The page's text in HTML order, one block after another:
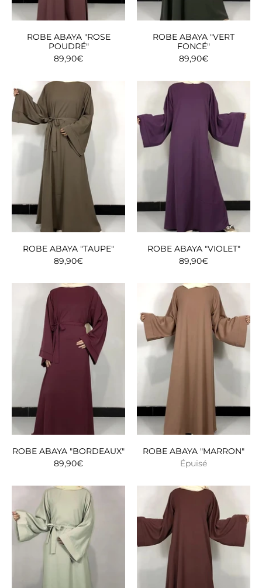
ROBE ABAYA "ROSE
POUDRÉ"
89,90€
ROBE ABAYA "VERT
FONCÉ"
89,90€
ROBE ABAYA "TAUPE"
89,90€
ROBE ABAYA "VIOLET"
89,90€
ROBE ABAYA "BORDEAUX"
89,90€
ROBE ABAYA "MARRON"
Épuisé